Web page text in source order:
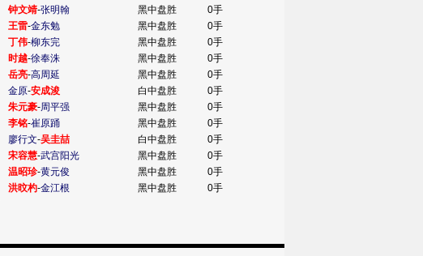
钟文靖-张明翰 黑中盘胜
0手
王雷-金东勉 黑中盘胜
0手
丁伟-柳东完 黑中盘胜
0手
时越-徐奉洙 黑中盘胜
0手
岳亮-高周延 黑中盘胜
0手
金原-安成浚 白中盘胜
0手
朱元豪-周平强 黑中盘胜
0手
李铭-崔原踊 黑中盘胜
0手
廖行文-吴圭喆 白中盘胜
0手
宋容慧-武宫阳光 黑中盘胜
0手
温昭珍-黄元俊 黑中盘胜
0手
洪旼杓-金江根 黑中盘胜
0手